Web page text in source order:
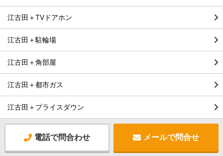
江古田＋TVドアホン
江古田＋駐輪場
江古田＋角部屋
江古田＋都市ガス
江古田＋プライスダウン
電話で問合わせ メールで問合せ